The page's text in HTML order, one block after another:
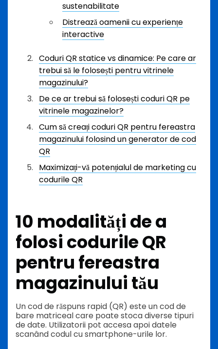
sustenabilitate
Distrează oamenii cu experiențe
interactive
Coduri QR statice vs dinamice: Pe care ar
trebui să le folosești pentru vitrinele
magazinului?
De ce ar trebui să folosești coduri QR pe
vitrinele magazinelor?
Cum să creați coduri QR pentru fereastra
magazinului folosind un generator de cod
QR
Maximizați-vă potențialul de marketing cu
codurile QR
10 modalități de a
folosi codurile QR
pentru fereastra
magazinului tău
Un cod de răspuns rapid (QR) este un cod de
bare matriceal care poate stoca diverse tipuri
de date. Utilizatorii pot accesa apoi datele
scanând codul cu smartphone-urile lor.